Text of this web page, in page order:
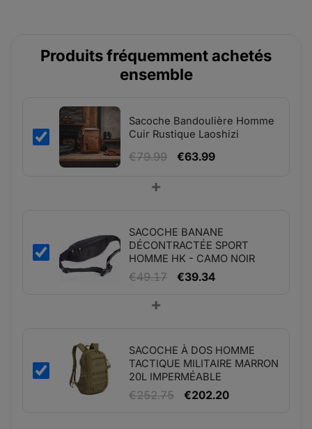
Produits fréquemment achetés
ensemble
Sacoche Bandoulière Homme
Cuir Rustique Laoshizi
€79.99
Le
€79.99.
€63.99Le
€63.99.
+
SACOCHE BANANE
DÉCONTRACTÉE SPORT
HOMME HK - CAMO NOIR
€49.17
Le
€49.17.
€39.34Le
€39.34.
+
SACOCHE À DOS HOMME
TACTIQUE MILITAIRE MARRON
20L IMPERMÉABLE
€252.75
Le
€202.20Le